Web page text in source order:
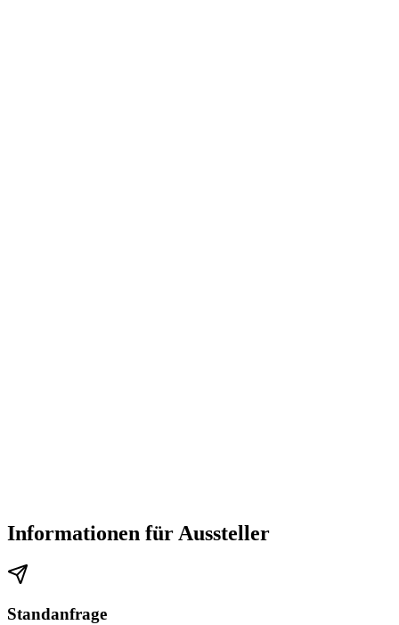
Informationen für Aussteller
Standanfrage